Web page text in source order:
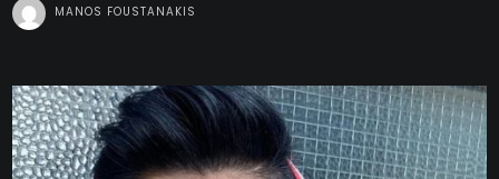
MANOS FOUSTANAKIS